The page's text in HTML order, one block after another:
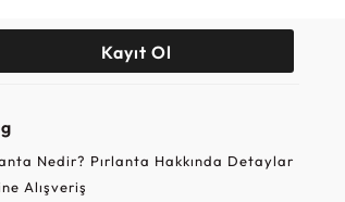
Kayıt Ol
Nedir? Pırlanta Hakkında Detaylar
Alışveriş